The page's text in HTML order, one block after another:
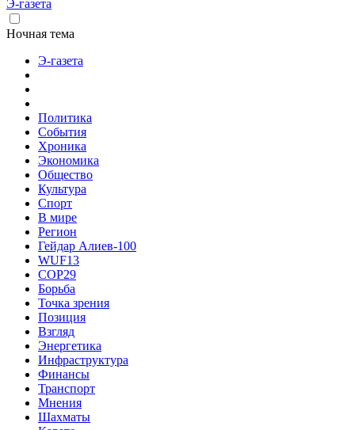
Э-газета
Ночная тема
Э-газета
Политика
События
Хроника
Экономика
Общество
Культура
Спорт
В мире
Регион
Гейдар Алиев-100
WUF13
COP29
Борьба
Точка зрения
Позиция
Взгляд
Энергетика
Инфраструктура
Финансы
Транспорт
Мнения
Шахматы